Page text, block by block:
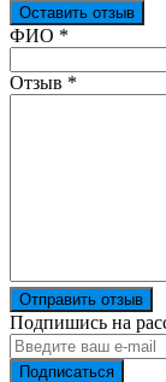
Оставить отзыв
Ваш отзыв был
ФИО *
Отзыв *
Отправить отзыв
Подпишись на